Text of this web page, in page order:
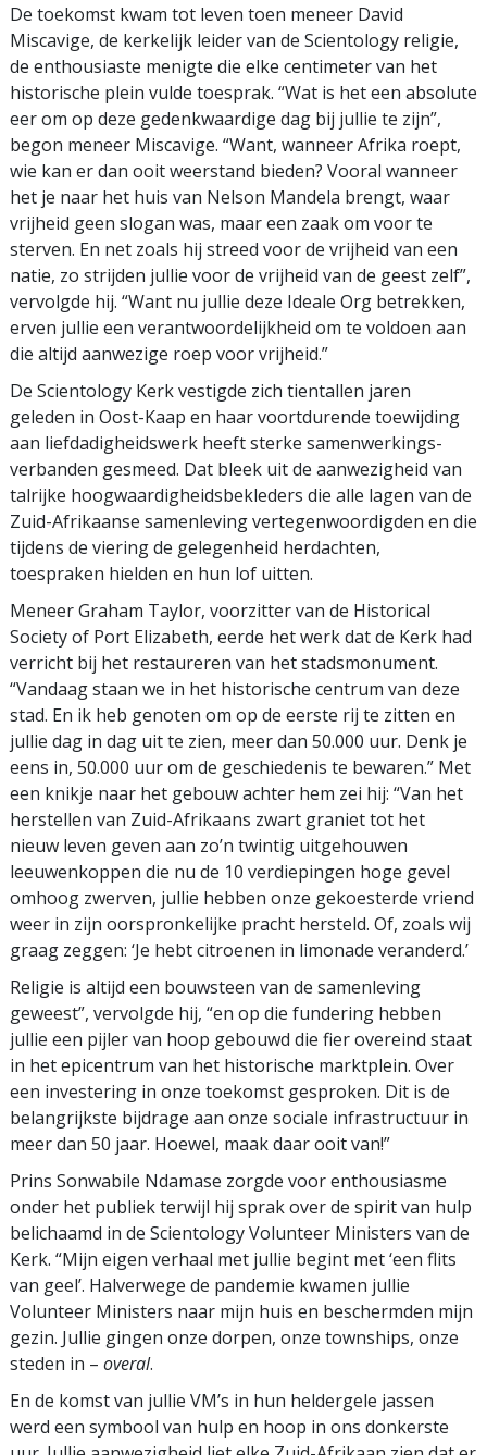
De toekomst kwam tot leven toen meneer David
Miscavige, de kerkelijk leider van de Scientology religie,
de enthousiaste menigte die elke centimeter van het
historische plein vulde toesprak. “Wat is het een absolute
eer om op deze gedenkwaardige dag bij jullie te zijn”,
begon meneer Miscavige. “Want, wanneer Afrika roept,
wie kan er dan ooit weerstand bieden? Vooral wanneer
het je naar het huis van Nelson Mandela brengt, waar
vrijheid geen slogan was, maar een zaak om voor te
sterven. En net zoals hij streed voor de vrijheid van een
natie, zo strijden jullie voor de vrijheid van de geest zelf”,
vervolgde hij. “Want nu jullie deze Ideale Org betrekken,
erven jullie een verantwoordelijkheid om te voldoen aan
die altijd aanwezige roep voor vrijheid.”
De Scientology Kerk vestigde zich tientallen jaren
geleden in Oost-Kaap en haar voortdurende toewijding
aan liefdadigheidswerk heeft sterke samenwerkings­
verbanden gesmeed. Dat bleek uit de aanwezigheid van
talrijke hoogwaardigheids­bekleders die alle lagen van de
Zuid-Afrikaanse samenleving vertegenwoordigden en die
tijdens de viering de gelegenheid herdachten,
toespraken hielden en hun lof uitten.
Meneer Graham Taylor, voorzitter van de Historical
Society of Port Elizabeth, eerde het werk dat de Kerk had
verricht bij het restaureren van het stadsmonument.
“Vandaag staan we in het historische centrum van deze
stad. En ik heb genoten om op de eerste rij te zitten en
jullie dag in dag uit te zien, meer dan 50.000 uur. Denk je
eens in, 50.000 uur om de geschiedenis te bewaren.” Met
een knikje naar het gebouw achter hem zei hij: “Van het
herstellen van Zuid-Afrikaans zwart graniet tot het
nieuw leven geven aan zo’n twintig uitgehouwen
leeuwenkoppen die nu de 10 verdiepingen hoge gevel
omhoog zwerven, jullie hebben onze gekoesterde vriend
weer in zijn oorspronkelijke pracht hersteld. Of, zoals wij
graag zeggen: ‘Je hebt citroenen in limonade veranderd.’
Religie is altijd een bouwsteen van de samenleving
geweest”, vervolgde hij, “en op die fundering hebben
jullie een pijler van hoop gebouwd die fier overeind staat
in het epicentrum van het historische marktplein. Over
een investering in onze toekomst gesproken. Dit is de
belangrijkste bijdrage aan onze sociale infrastructuur in
meer dan 50 jaar. Hoewel, maak daar ooit van!”
Prins Sonwabile Ndamase zorgde voor enthousiasme
onder het publiek terwijl hij sprak over de spirit van hulp
belichaamd in de Scientology Volunteer Ministers van de
Kerk. “Mijn eigen verhaal met jullie begint met ‘een flits
van geel’. Halverwege de pandemie kwamen jullie
Volunteer Ministers naar mijn huis en beschermden mijn
gezin. Jullie gingen onze dorpen, onze townships, onze
steden in – overal.
En de komst van jullie VM’s in hun heldergele jassen
werd een symbool van hulp en hoop in ons donkerste